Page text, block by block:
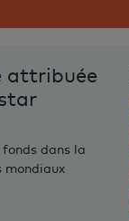
attribuée
dans la
mondiaux